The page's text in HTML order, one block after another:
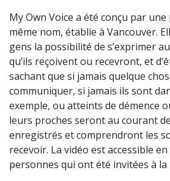
My Own Voice a été conçu par
même nom, établie à Vancouver.
gens la possibilité de s’exprimer
qu’ils reçoivent ou recevront, et
sachant que si jamais quelque
communiquer, si jamais ils sont
exemple, ou atteints de démence
leurs proches seront au courant
enregistrés et comprendront les
recevoir. La vidéo est accessible
personnes qui ont été invitées à la